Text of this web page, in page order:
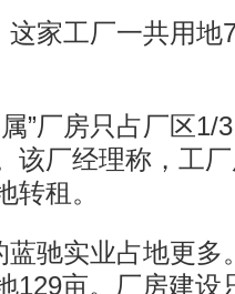
家工厂一共用地
厂房只占厂区1/3
该厂经理称，工
转租。
驰实业占地更多
129亩。厂房建设